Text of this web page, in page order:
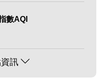
數AQI
訊